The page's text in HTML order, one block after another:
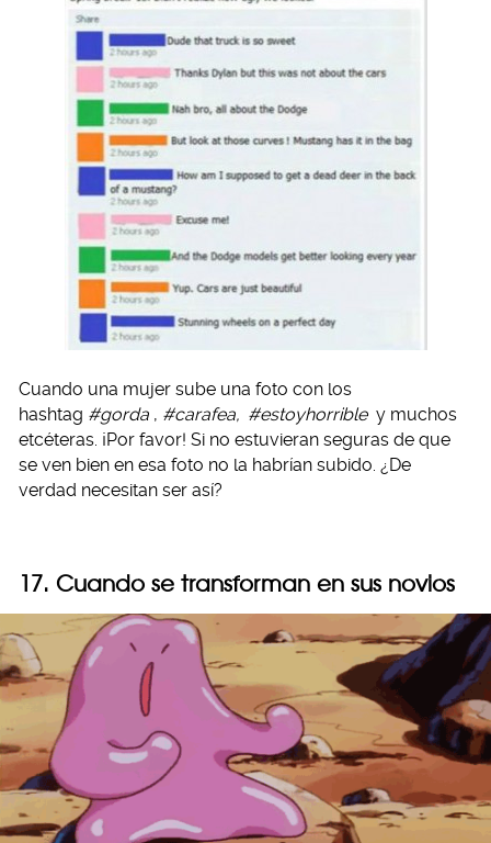
Cuando una mujer sube una foto con los
hashtag #gorda , #carafea, #estoyhorrible y muchos
etcéteras. ¡Por favor! Si no estuvieran seguras de que
se ven bien en esa foto no la habrían subido. ¿De
verdad necesitan ser así?
17. Cuando se transforman en sus novios